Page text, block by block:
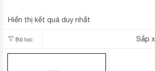
Hiển thị kết quả duy nhất
Bộ lọc Sắp